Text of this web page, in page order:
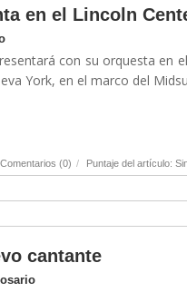
en el Lincoln
con su orquesta en
York, en el marco del
Comentarios (0) / Puntaje del artículo:
cantante